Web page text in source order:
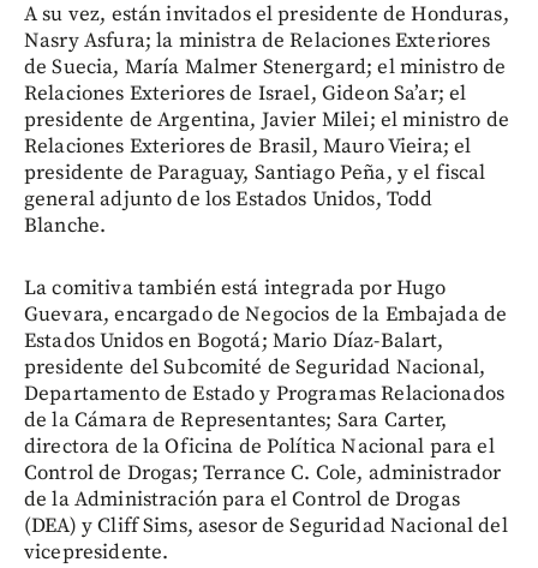
A su vez, están invitados el presidente de Honduras,
Nasry Asfura; la ministra de Relaciones Exteriores
de Suecia, María Malmer Stenergard; el ministro de
Relaciones Exteriores de Israel, Gideon Sa’ar; el
presidente de Argentina, Javier Milei; el ministro de
Relaciones Exteriores de Brasil, Mauro Vieira; el
presidente de Paraguay, Santiago Peña, y el fiscal
general adjunto de los Estados Unidos, Todd
Blanche.
La comitiva también está integrada por Hugo
Guevara, encargado de Negocios de la Embajada de
Estados Unidos en Bogotá; Mario Díaz-Balart,
presidente del Subcomité de Seguridad Nacional,
Departamento de Estado y Programas Relacionados
de la Cámara de Representantes; Sara Carter,
directora de la Oficina de Política Nacional para el
Control de Drogas; Terrance C. Cole, administrador
de la Administración para el Control de Drogas
(DEA) y Cliff Sims, asesor de Seguridad Nacional del
vicepresidente.